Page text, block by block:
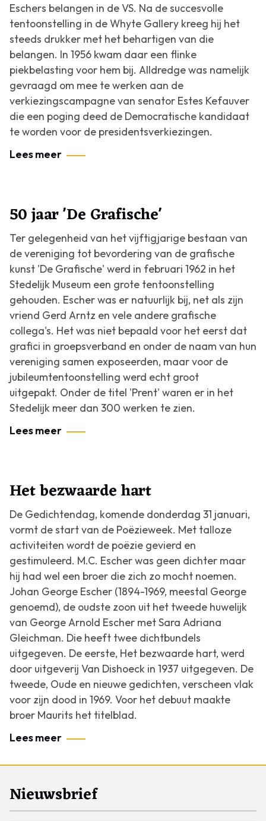
Eschers belangen in de VS. Na de succesvolle
tentoonstelling in de Whyte Gallery kreeg hij het
steeds drukker met het behartigen van die
belangen. In 1956 kwam daar een flinke
piekbelasting voor hem bij. Alldredge was namelijk
gevraagd om mee te werken aan de
verkiezingscampagne van senator Estes Kefauver
die een poging deed de Democratische kandidaat
te worden voor de presidentsverkiezingen.
Lees meer
50 jaar 'De Grafische'
Ter gelegenheid van het vijftigjarige bestaan van
de vereniging tot bevordering van de grafische
kunst 'De Grafische' werd in februari 1962 in het
Stedelijk Museum een grote tentoonstelling
gehouden. Escher was er natuurlijk bij, net als zijn
vriend Gerd Arntz en vele andere grafische
collega's. Het was niet bepaald voor het eerst dat
grafici in groepsverband en onder de naam van hun
vereniging samen exposeerden, maar voor de
jubileumtentoonstelling werd echt groot
uitgepakt. Onder de titel 'Prent' waren er in het
Stedelijk meer dan 300 werken te zien.
Lees meer
Het bezwaarde hart
De Gedichtendag, komende donderdag 31 januari,
vormt de start van de Poëzieweek. Met talloze
activiteiten wordt de poëzie gevierd en
gestimuleerd. M.C. Escher was geen dichter maar
hij had wel een broer die zich zo mocht noemen.
Johan George Escher (1894-1969, meestal George
genoemd), de oudste zoon uit het tweede huwelijk
van George Arnold Escher met Sara Adriana
Gleichman. Die heeft twee dichtbundels
uitgegeven. De eerste, Het bezwaarde hart, werd
door uitgeverij Van Dishoeck in 1937 uitgegeven. De
tweede, Oude en nieuwe gedichten, verscheen vlak
voor zijn dood in 1969. Voor het debuut maakte
broer Maurits het titelblad.
Lees meer
Nieuwsbrief